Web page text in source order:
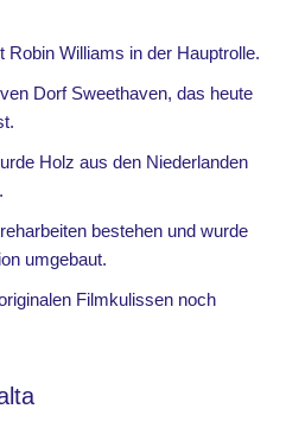
Robin Williams in der Hauptrolle.
Dorf Sweethaven, das heute
Holz aus den Niederlanden
bestehen und wurde
umgebaut.
Filmkulissen noch